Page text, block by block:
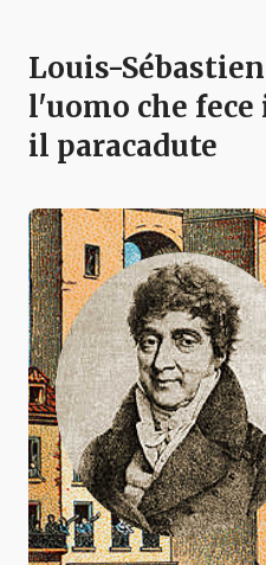
Louis-
l'uomo che
il paracadute